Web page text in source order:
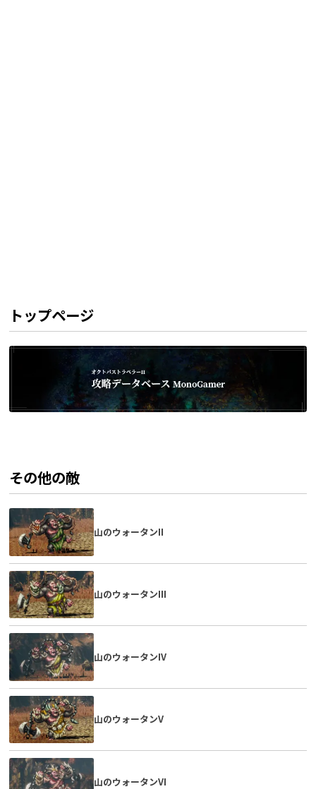
トップページ
その他の敵
山のウォータンII
山のウォータンIII
山のウォータンIV
山のウォータンV
山のウォータンVI